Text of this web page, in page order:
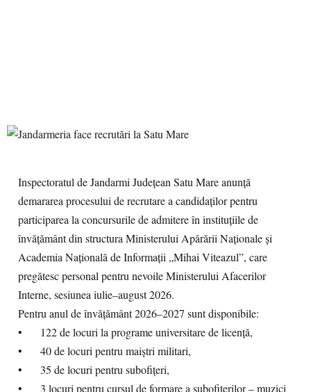
Inspectoratul de Jandarmi Județean Satu Mare anunță
demararea procesului de recrutare a candidaților pentru
participarea la concursurile de admitere în instituțiile de
învățământ din structura Ministerului Apărării Naționale și
Academia Națională de Informații „Mihai Viteazul”, care
pregătesc personal pentru nevoile Ministerului Afacerilor
Interne, sesiunea iulie–august 2026.
Pentru anul de învățământ 2026–2027 sunt disponibile:
•
122 de locuri la programe universitare de licență,
•
40 de locuri pentru maiștri militari,
•
35 de locuri pentru subofițeri,
•
3 locuri pentru cursul de formare a subofițerilor – muzici